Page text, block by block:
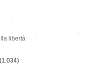
libertà
(1.034)